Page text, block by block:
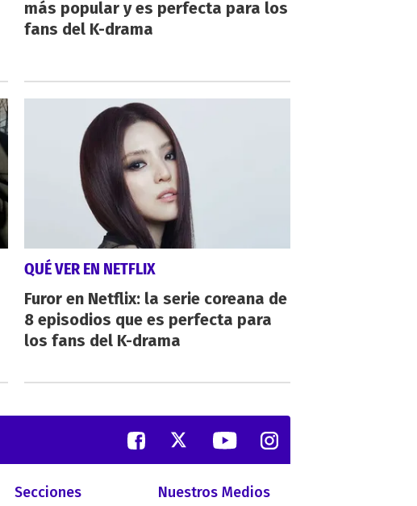
más popular y es perfecta para los
fans del K-drama
QUÉ VER EN NETFLIX
Furor en Netflix: la serie coreana de
8 episodios que es perfecta para
los fans del K-drama
Secciones Nuestros Medios